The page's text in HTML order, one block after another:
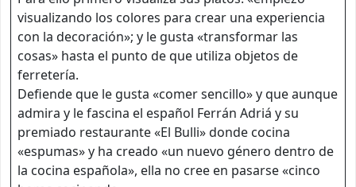
visualizando los colores para crear una experiencia
con la decoración»; y le gusta «transformar las
cosas» hasta el punto de que utiliza objetos de
ferretería.
Defiende que le gusta «comer sencillo» y que aunque
admira y le fascina el español Ferrán Adriá y su
premiado restaurante «El Bulli» donde cocina
«espumas» y ha creado «un nuevo género dentro de
la cocina española», ella no cree en pasarse «cinco